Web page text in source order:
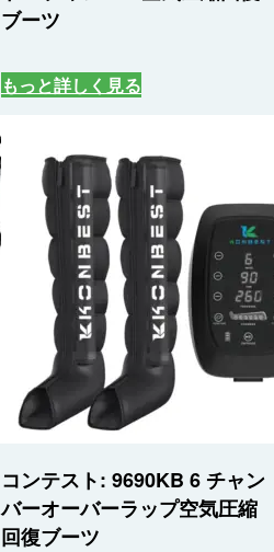
ブーツ
もっと詳しく見る
コンテスト: 9690KB 6 チャン
バーオーバーラップ空気圧縮
回復ブーツ